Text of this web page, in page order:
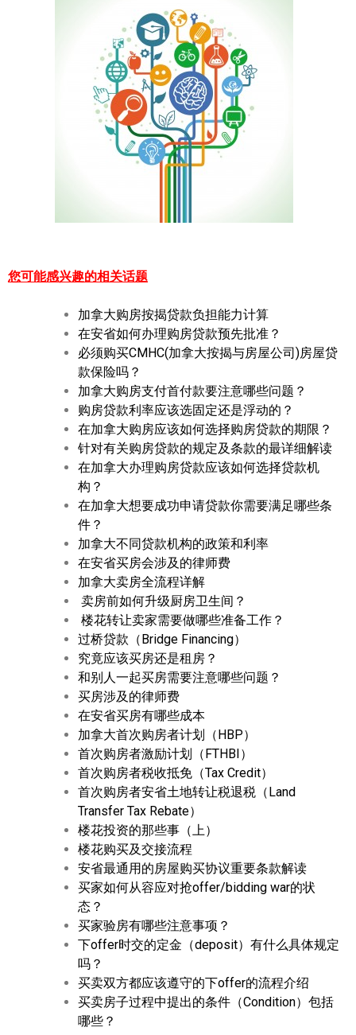
您可能感兴趣的相关话题
加拿大购房按揭贷款负担能力计算
在安省如何办理购房贷款预先批准？
必须购买CMHC(加拿大按揭与房屋公司)房屋贷
款保险吗？
加拿大购房支付首付款要注意哪些问题？
购房贷款利率应该选固定还是浮动的？
在加拿大购房应该如何选择购房贷款的期限？
针对有关购房贷款的规定及条款的最详细解读
在加拿大办理购房贷款应该如何选择贷款机
构？
在加拿大想要成功申请贷款你需要满足哪些条
件？
加拿大不同贷款机构的政策和利率
在安省买房会涉及的律师费
加拿大卖房全流程详解
卖房前如何升级厨房卫生间？
楼花转让卖家需要做哪些准备工作？
过桥贷款（Bridge Financing）
究竟应该买房还是租房？
和别人一起买房需要注意哪些问题？
买房涉及的律师费
在安省买房有哪些成本
加拿大首次购房者计划（HBP）
首次购房者激励计划（FTHBI）
首次购房者税收抵免（Tax Credit）
首次购房者安省土地转让税退税（Land
Transfer Tax Rebate）
楼花投资的那些事（上）
楼花购买及交接流程
安省最通用的房屋购买协议重要条款解读
买家如何从容应对抢offer/bidding war的状
态？
买家验房有哪些注意事项？
下offer时交的定金（deposit）有什么具体规定
吗？
买卖双方都应该遵守的下offer的流程介绍
买卖房子过程中提出的条件（Condition）包括
哪些？